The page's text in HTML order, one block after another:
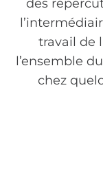
des
travail de
l’ensemble
chez